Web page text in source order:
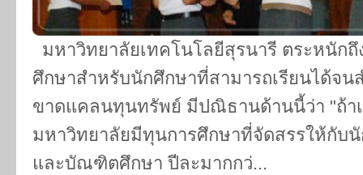
มหาวิทยาลัยเทคโนโลยีสุรนารี ตระหนักถึ
ศึกษาสำหรับนักศึกษาที่สามารถเรียนได้จน
ขาดแคลนทุนทรัพย์ มีปณิธานด้านนี้ว่า "ถ้า
มหาวิทยาลัยมีทุนการศึกษาที่จัดสรรให้กับ
และบัณฑิตศึกษา ปีละมากกว่...